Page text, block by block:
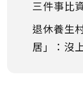
三件事比
退休養生
居」：沒